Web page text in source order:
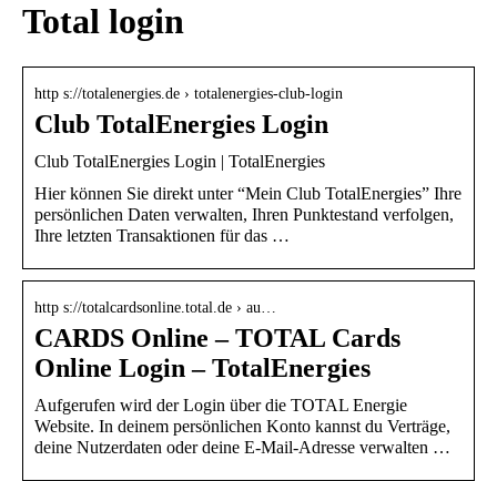
Total login
http s://totalenergies.de › totalenergies-club-login
Club TotalEnergies Login
Club TotalEnergies Login | TotalEnergies
Hier können Sie direkt unter “Mein Club TotalEnergies” Ihre
persönlichen Daten verwalten, Ihren Punktestand verfolgen,
Ihre letzten Transaktionen für das …
http s://totalcardsonline.total.de › au…
CARDS Online – TOTAL Cards
Online Login – TotalEnergies
Aufgerufen wird der Login über die TOTAL Energie
Website. In deinem persönlichen Konto kannst du Verträge,
deine Nutzerdaten oder deine E-Mail-Adresse verwalten …